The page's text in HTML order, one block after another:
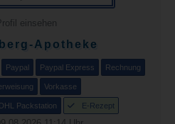
einsehen
Apotheke
Paypal Paypal Express Rechnung
Vorkasse
DHL Packstation E-Rezept